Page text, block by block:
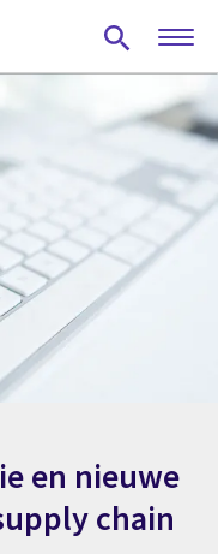
en nieuwe
chain